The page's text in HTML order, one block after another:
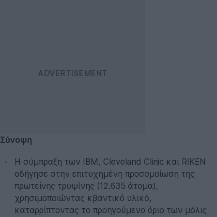
Σύνοψη
Η σύμπραξη των IBM, Cleveland Clinic και RIKEN
οδήγησε στην επιτυχημένη προσομοίωση της
πρωτεΐνης τρυψίνης (12.635 άτομα),
χρησιμοποιώντας κβαντικό υλικό,
καταρρίπτοντας το προηγούμενο όριο των μόλις